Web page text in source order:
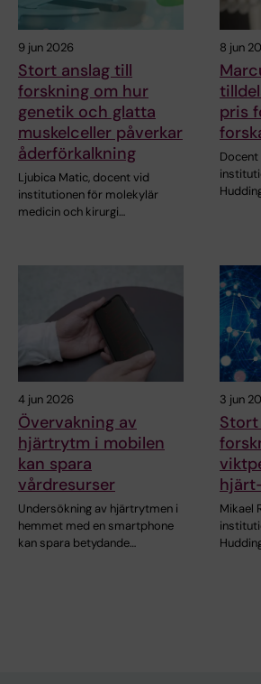
9 jun 2026
Stort anslag till
forskning om hur
genetik och glatta
muskelceller påverkar
åderförkalkning
Ljubica Matic, docent vid
institutionen för molekylär
medicin och kirurgi…
8 jun
pris
Docent
4 jun 2026
Övervakning av
hjärtrytm i mobilen
kan spara
vårdresurser
Undersökning av hjärtrytmen i
hemmet med en smartphone
kan spara betydande…
3 jun
Mikael